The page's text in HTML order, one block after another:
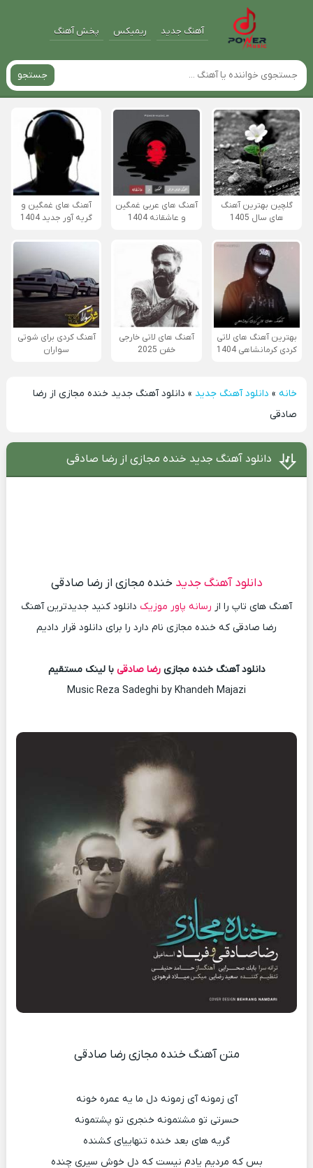
آهنگ جدید ریمیکس پخش آهنگ
جستجو
گلچین بهترین آهنگ
های سال 1405
آهنگ های عربی غمگین
و عاشقانه 1404
آهنگ های غمگین و
گریه آور جدید 1404
بهترین آهنگ های لاتی
کردی کرمانشاهی 1404
آهنگ های لاتی خارجی
خفن 2025
آهنگ کردی برای شوتی
سواران
خانه» دانلود آهنگ جدید » دانلود آهنگ جدید خنده مجازی از رضا
صادقی
دانلود آهنگ جدید خنده مجازی از رضا صادقی
دانلود آهنگ جدیدخنده مجازی از رضا صادقی
آهنگ های تاپ را از رسانه پاور موزیک دانلود کنید جدیدترین آهنگ
رضا صادقی که خنده مجازی نام دارد را برای دانلود قرار دادیم
دانلود آهنگ خنده مجازیرضا صادقیبا لینک مستقیم
Music Reza Sadeghi by Khandeh Majazi
متن آهنگ خنده مجازی رضا صادقی
آی زمونه آی زمونه دل ما یه عمره خونه
حسرتی تو مشتمونه خنجری تو پشتمونه
گریه های بعد خنده تنهاییای کشنده
بس که مردیم یادم نیست که دل خوش سیری چنده